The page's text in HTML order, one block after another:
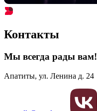
Контакты
Мы всегда рады вам!
Апатиты, ул. Ленина д. 24